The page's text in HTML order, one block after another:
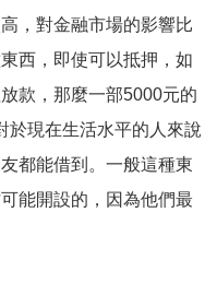
，對金融市場的影響比
西，即使可以抵押，如
款，那麼一部5000元的
於現在生活水平的人來說
都能借到。一般這種東
能開設的，因為他們最